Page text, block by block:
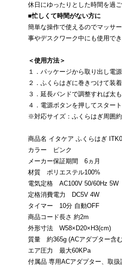
休日にゆったりとした時間を過
■忙しくて時間がない方に
簡単な操作で使えるのでマッサ
事やデスクワーク中にも使用で
＜使用方法＞
１．パッケージから取り出し電
２．ふくらはぎに巻きつけて装着
３．延長バンドで調整すれば太
４．電源ボタンを押してスタート
※対応サイズ：ふくらはぎ周囲
商品名 イタケア ふくらはぎ
カラー ピンク
メーカー保証期間 6ヵ月
材質 ポリエステル100%
電気定格 AC100V 50/60Hz 5W
定格消費電力 DC5V 4W
タイマー 10分 自動OFF
商品コード長さ 約2m
外形寸法 W58×D20×H3(cm)
質量 約365g (ACアダプター含
エア圧力 最大60KPa
付属品 専用ACアダプター、取